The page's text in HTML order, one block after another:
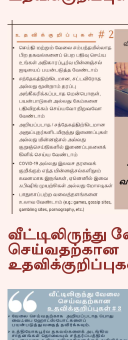
வீட்டிலிருந்து
செய்வதற்கான